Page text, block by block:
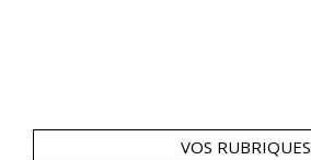
VOS RUBRIQUES